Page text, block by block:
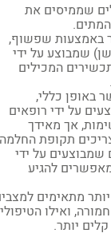
שממיסים את
שפשוף,
על ידי
המכילים
כללי,
על ידי רופאים
אך מאידך
תקופת החלמה
על ידי
להגיע
מתאימים למצבים
ואילו הטיפולים
יותר.